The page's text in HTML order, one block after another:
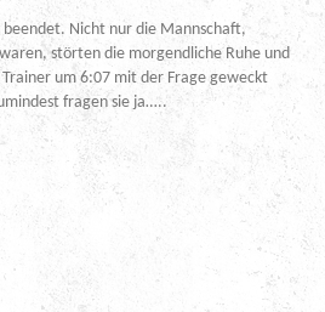
Nicht nur die Mannschaft,
störten die morgendliche Ruhe und
um 6:07 mit der Frage geweckt
fragen sie ja…..